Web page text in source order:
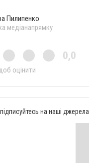
Пилипенко
медіанапрямку
0,0
оцінити
на наші джерела